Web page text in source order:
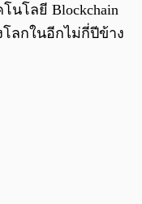
นโลยี Blockchain
ลกในอีกไม่กี่ปีข้าง